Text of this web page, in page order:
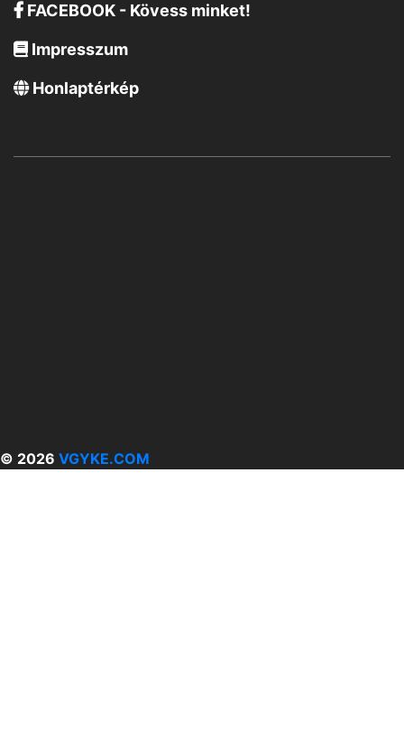
FACEBOOK - Kövess minket!
Impresszum
Honlaptérkép
© 2026 VGYKE.COM